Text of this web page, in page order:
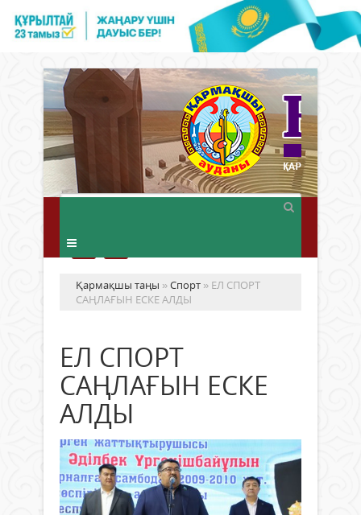
Қармақшы таңы »Спорт » ЕЛ СПОРТ
САҢЛАҒЫН ЕСКЕ АЛДЫ
ЕЛ СПОРТ
САҢЛАҒЫН ЕСКЕ
АЛДЫ